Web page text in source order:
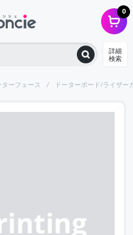
0
詳細
検索
ターフェース ドーターボード/ライザー